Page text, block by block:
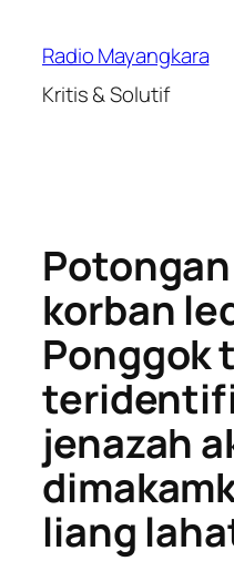
Radio Mayangkara
Kritis & Solutif
korban
Ponggok
jenazah
liang